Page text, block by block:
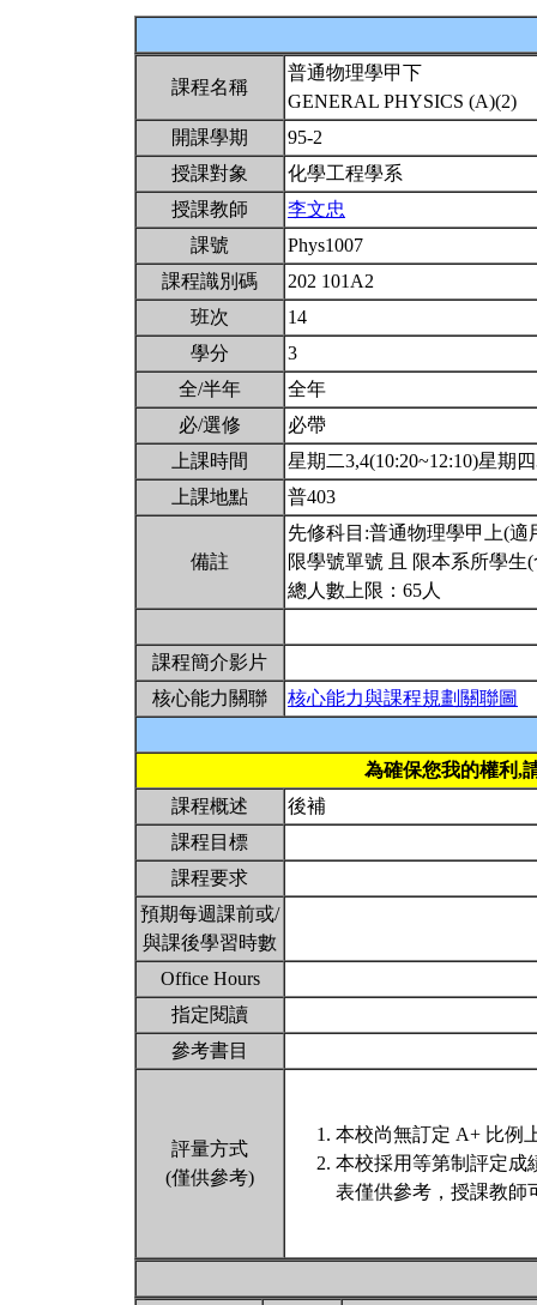
課程名稱
普通物理學甲下
GENERAL PHYSICS (A)(2)
開課學期
95-2
授課對象
化學工程學系
授課教師
李文忠
課號
Phys1007
課程識別碼
202 101A2
班次
14
學分
3
全/半年
全年
必/選修
必帶
上課時間
星期二3,4(10:20~12:10)星期
上課地點
普403
備註
先修科目:普通物理學甲上(適
限學號單號 且 限本系所學生
總人數上限：65人
課程簡介影片
核心能力關聯
核心能力與課程規劃關聯圖
為確保您我的權利,
課程概述
後補
課程目標
課程要求
預期每週課前或/
與課後學習時數
Office Hours
指定閱讀
參考書目
評量方式
(僅供參考)
本校尚無訂定 A+ 比例
本校採用等第制評定成
表僅供參考，授課教師